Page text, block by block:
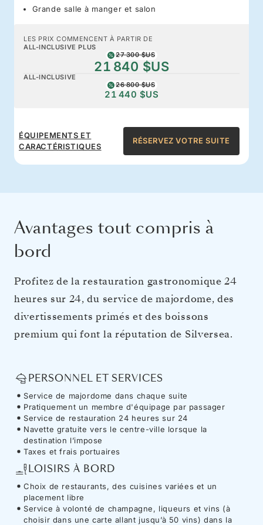
Grande salle à manger et salon
LES PRIX COMMENCENT À PARTIR DE
ALL-INCLUSIVE PLUS
27 300 $US
21 840 $US
ALL-INCLUSIVE
26 800 $US
21 440 $US
ÉQUIPEMENTS ET
CARACTÉRISTIQUES
RÉSERVEZ VOTRE SUITE
Avantages tout compris à
bord
Profitez de la restauration gastronomique 24
heures sur 24, du service de majordome, des
divertissements primés et des boissons
premium qui font la réputation de Silversea.
PERSONNEL ET SERVICES
Service de majordome dans chaque suite
Pratiquement un membre d'équipage par passager
Service de restauration 24 heures sur 24
Navette gratuite vers le centre-ville lorsque la
destination l’impose
Taxes et frais portuaires
LOISIRS À BORD
Choix de restaurants, des cuisines variées et un
placement libre
Service à volonté de champagne, liqueurs et vins (à
choisir dans une carte allant jusqu’à 50 vins) dans la